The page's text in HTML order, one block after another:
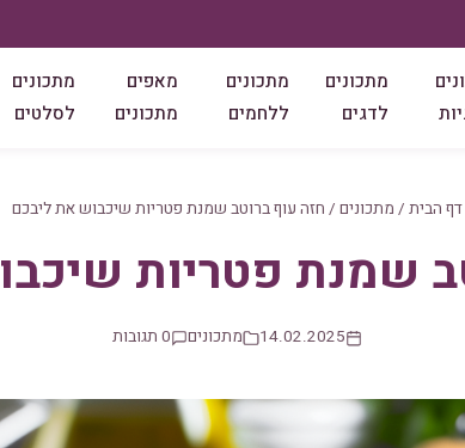
מתכונים
לדגים
מתכונים
ללחמים
מאפים
מתכונים
מתכונים
לסלטים
דף הבית / מתכונים / חזה עוף ברוטב שמנת פטריות שיכבוש את ליבכם
שמנת פטריות
14.02.2025 מתכונים 0 תגובות